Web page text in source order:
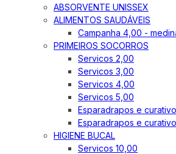
ABSORVENTE UNISSEX
ALIMENTOS SAUDÁVEIS
Campanha 4,00 -
PRIMEIROS SOCORROS
Servicos 2,00
Servicos 3,00
Servicos 4,00
Servicos 5,00
Esparadrapos e
Esparadrapos e
HIGIENE BUCAL
Servicos 10,00